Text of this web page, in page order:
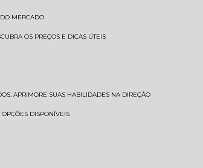
MERCADO
OS PREÇOS E DICAS ÚTEIS
APRIMORE SUAS HABILIDADES NA DIREÇÃO
OPÇÕES DISPONÍVEIS